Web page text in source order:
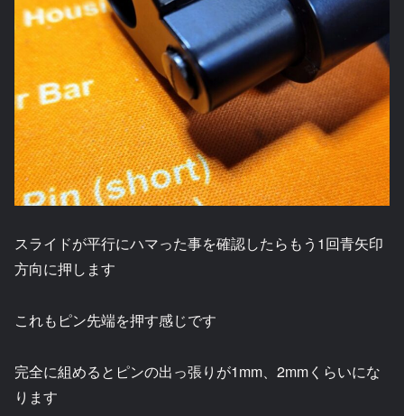
スライドが平行にハマった事を確認したらもう1回青矢印
方向に押します
これもピン先端を押す感じです
完全に組めるとピンの出っ張りが1mm、2mmくらいにな
ります